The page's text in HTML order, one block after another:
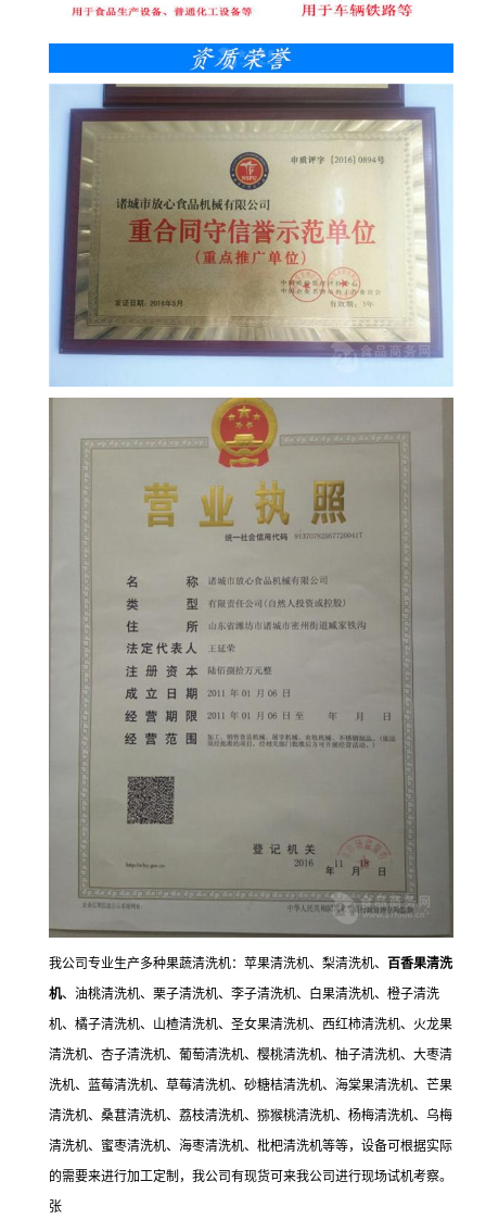
我公司专业生产多种果蔬清洗机：苹果清洗机、梨清洗机、
百香果清洗
机、油桃清洗机、栗子清洗机、李子清洗机、白果清洗机、橙子清洗
机、橘子清洗机、山楂清洗机、圣女果清洗机、西红柿清洗机、火龙果
清洗机、杏子清洗机、葡萄清洗机、樱桃清洗机、柚子清洗机、大枣清
洗机、蓝莓清洗机、草莓清洗机、砂糖桔清洗机、海棠果清洗机、芒果
清洗机、桑葚清洗机、荔枝清洗机、猕猴桃清洗机、杨梅清洗机、乌梅
清洗机、蜜枣清洗机、海枣清洗机、枇杷清洗机等等，设备可根据实际
的需要来进行加工定制，我公司有现货可来我公司进行现场试机考察。
张